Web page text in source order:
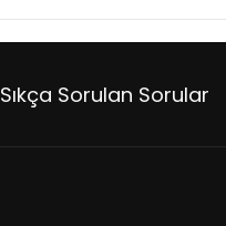
Sıkça Sorulan Sorular